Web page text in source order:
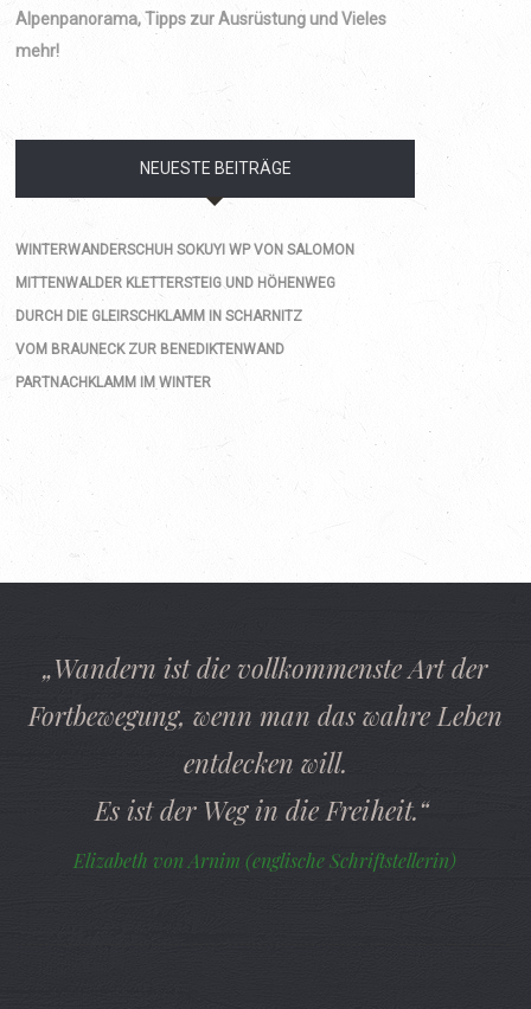
Alpenpanorama, Tipps zur Ausrüstung und Vieles
mehr!
NEUESTE BEITRÄGE
WINTERWANDERSCHUH SOKUYI WP VON SALOMON
MITTENWALDER KLETTERSTEIG UND HÖHENWEG
DURCH DIE GLEIRSCHKLAMM IN SCHARNITZ
VOM BRAUNECK ZUR BENEDIKTENWAND
PARTNACHKLAMM IM WINTER
„Wandern ist die vollkommenste Art der
Fortbewegung, wenn man das wahre Leben
entdecken will.
Es ist der Weg in die Freiheit.“
Elizabeth von Arnim (englische Schriftstellerin)